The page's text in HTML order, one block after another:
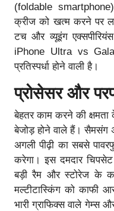
(foldable
क्रीज को खत्म करने पर
टच और व्यूइंग
iPhone Ultra vs
प्रतिस्पर्धा होने वाली है।
प्रोसेसर और
बेहतर काम करने की
बेजोड़ होने वाले हैं। सैमसंग
अगली पीढ़ी का सबसे
करेगा। इस दमदार
बड़ी रैम और स्टोरेज के
मल्टीटास्किंग को काफी
भारी ग्राफिक्स वाले गेम्स